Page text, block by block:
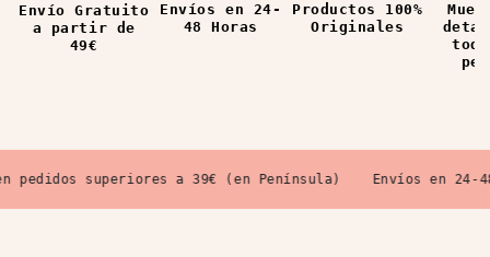
Envío Gratuito
a partir de
49€
Envíos en 24-
48 Horas
Productos 100%
Originales
pedidos superiores a 39€ (en Península) Envíos en 24-48